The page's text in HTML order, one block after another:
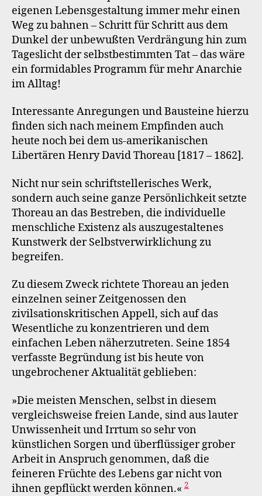
eigenen Lebensgestaltung immer mehr einen
Weg zu bahnen – Schritt für Schritt aus dem
Dunkel der unbewußten Verdrängung hin zum
Tageslicht der selbstbestimmten Tat – das wäre
ein formidables Programm für mehr Anarchie
im Alltag!
Interessante Anregungen und Bausteine hierzu
finden sich nach meinem Empfinden auch
heute noch bei dem us-amerikanischen
Libertären Henry David Thoreau [1817 – 1862].
Nicht nur sein schriftstellerisches Werk,
sondern auch seine ganze Persönlichkeit setzte
Thoreau an das Bestreben, die individuelle
menschliche Existenz als auszugestaltenes
Kunstwerk der Selbstverwirklichung zu
begreifen.
Zu diesem Zweck richtete Thoreau an jeden
einzelnen seiner Zeitgenossen den
zivilsationskritischen Appell, sich auf das
Wesentliche zu konzentrieren und dem
einfachen Leben näherzutreten. Seine 1854
verfasste Begründung ist bis heute von
ungebrochener Aktualität geblieben:
»Die meisten Menschen, selbst in diesem
vergleichsweise freien Lande, sind aus lauter
Unwissenheit und Irrtum so sehr von
künstlichen Sorgen und überflüssiger grober
Arbeit in Anspruch genommen, daß die
feineren Früchte des Lebens gar nicht von
ihnen gepflückt werden können.« 2